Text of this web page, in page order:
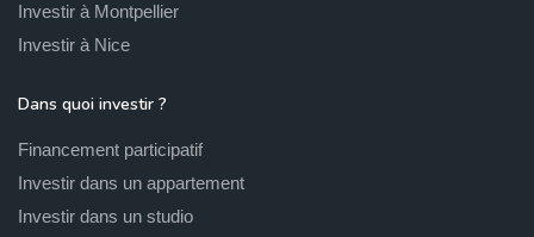
Investir à Montpellier
Investir à Nice
Dans quoi investir ?
Financement participatif
Investir dans un appartement
Investir dans un studio